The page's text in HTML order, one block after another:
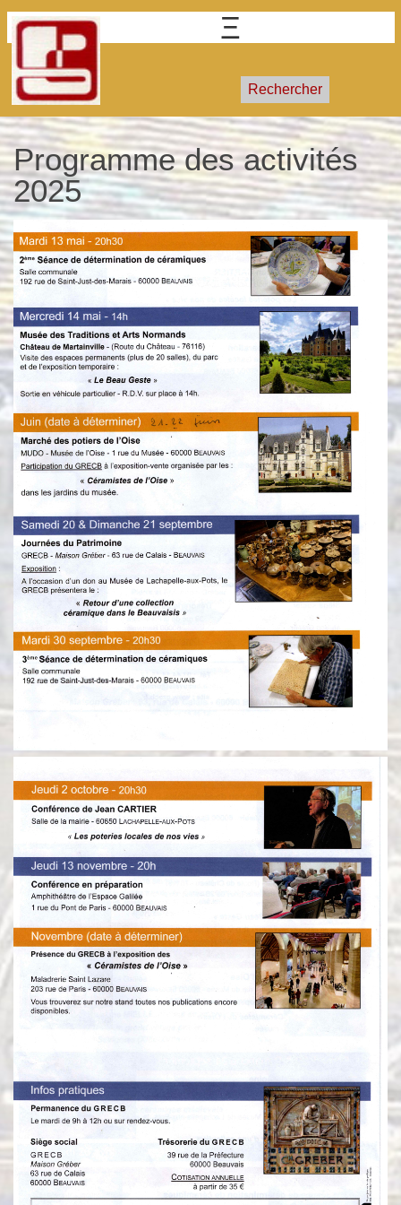
Rechercher
GRECB
Groupe de recherches et d'études de la
céramique du Beauvaisis
Programme des activités
2025